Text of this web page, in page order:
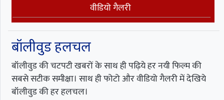
वीडियो गैलरी
बॉलीवुड हलचल
बॉलीवुड की चटपटी खबरों के साथ ही पढ़िये हर नयी फिल्म की
सबसे सटीक समीक्षा। साथ ही फोटो और वीडियो गैलरी में देखिये
बॉलीवुड की हर हलचल।